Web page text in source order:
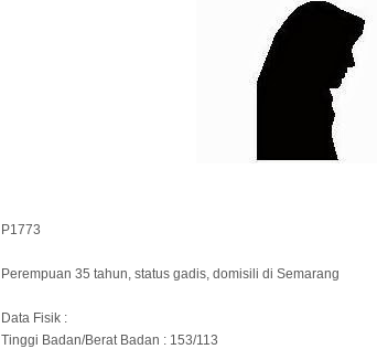
P1773
Perempuan 35 tahun, status gadis, domisili di Semarang
Data Fisik :
Tinggi Badan/Berat Badan : 153/113